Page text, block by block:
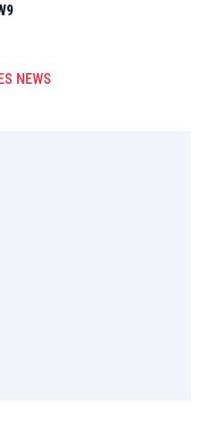
NEWS